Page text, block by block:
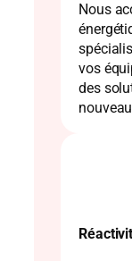
Nous
vos
des